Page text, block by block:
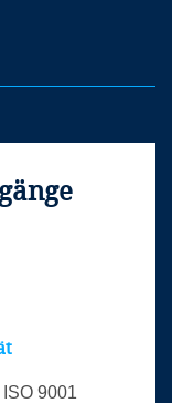
9001